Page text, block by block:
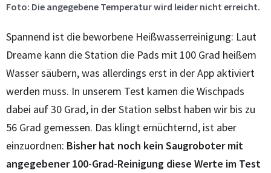
Foto: Die angegebene Temperatur wird leider nicht erreicht.
Spannend ist die beworbene Heißwasserreinigung: Laut
Dreame kann die Station die Pads mit 100 Grad heißem
Wasser säubern, was allerdings erst in der App aktiviert
werden muss. In unserem Test kamen die Wischpads
dabei auf 30 Grad, in der Station selbst haben wir bis zu
56 Grad gemessen. Das klingt ernüchternd, ist aber
einzuordnen: Bisher hat noch kein Saugroboter mit
angegebener 100-Grad-Reinigung diese Werte im Test